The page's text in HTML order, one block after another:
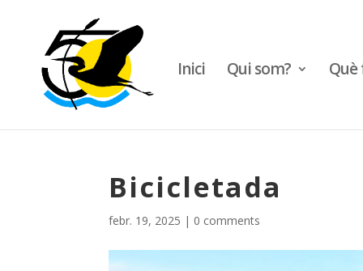
Inici Qui som? Què
Bicicletada
febr. 19, 2025 | 0 comments